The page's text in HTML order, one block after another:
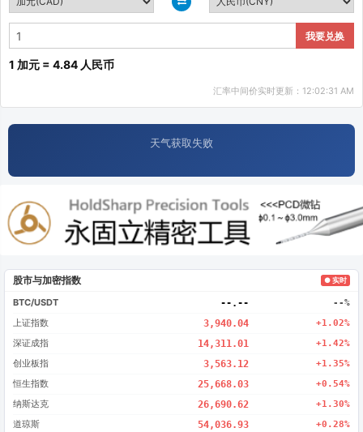
我要兑换
1 加元 = 4.84 人民币
汇率中间价实时更新：12:02:31 AM
天气获取失败
股市与加密指数 ● 实时
BTC/USDT --.-- --%
上证指数 3,940.04 +1.02%
深证成指 14,311.01 +1.42%
创业板指 3,563.12 +1.35%
恒生指数 25,668.03 +0.54%
纳斯达克 26,690.62 +1.30%
道琼斯 54,036.93 +0.28%